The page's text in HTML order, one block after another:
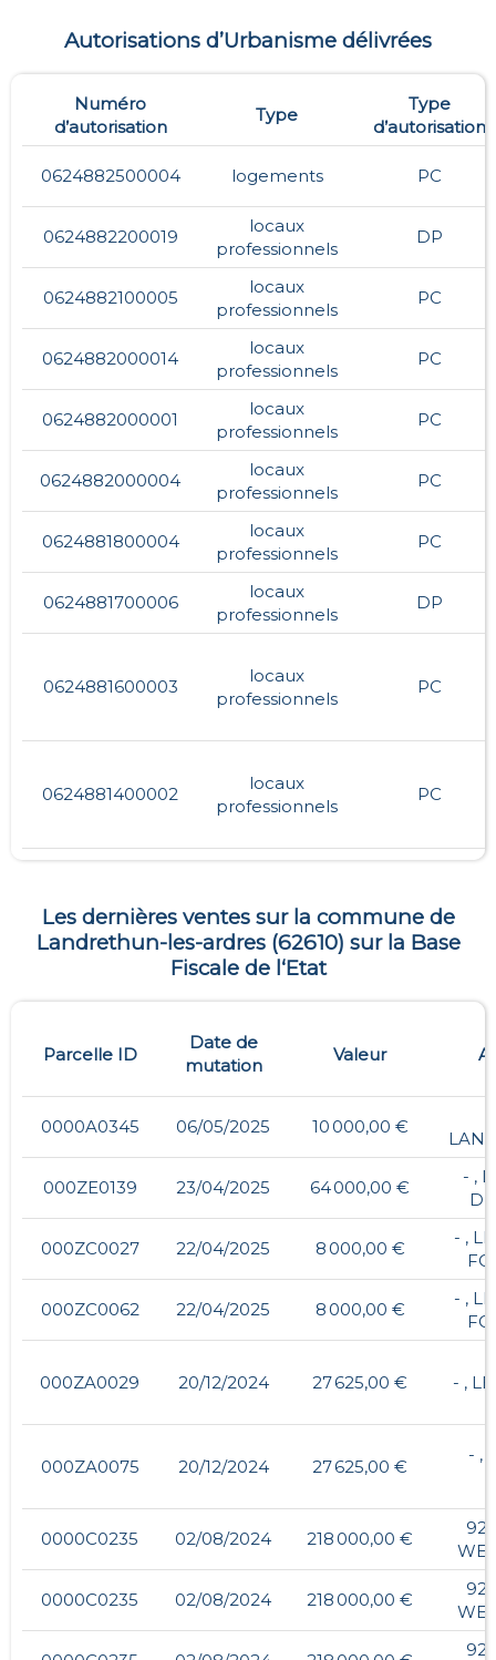
Autorisations d’Urbanisme délivrées
Numéro
d’autorisation
Type
Type
d’autorisation
0624882500004 logements PC
0624882200019
locaux
professionnels
DP
0624882100005
locaux
professionnels
PC
0624882000014
locaux
professionnels
PC
0624882000001
locaux
professionnels
PC
0624882000004
locaux
professionnels
PC
0624881800004
locaux
professionnels
PC
0624881700006
locaux
professionnels
DP
0624881600003
locaux
professionnels
PC
0624881400002
locaux
professionnels
PC
Les dernières ventes sur la commune de
Landrethun-les-ardres(62610) sur la Base
Fiscale de l‘Etat
Parcelle ID
Date de
mutation
Valeur
0000A0345 06/05/2025 10 000,00 €
000ZE0139 23/04/2025 64 000,00 €
- ,
000ZC0027 22/04/2025 8 000,00 €
- ,
000ZC0062 22/04/2025 8 000,00 €
- ,
000ZA0029 20/12/2024 27 625,00 € - ,
000ZA0075 20/12/2024 27 625,00 €
- ,
0000C0235 02/08/2024 218 000,00 €
92,
0000C0235 02/08/2024 218 000,00 €
92,
92,